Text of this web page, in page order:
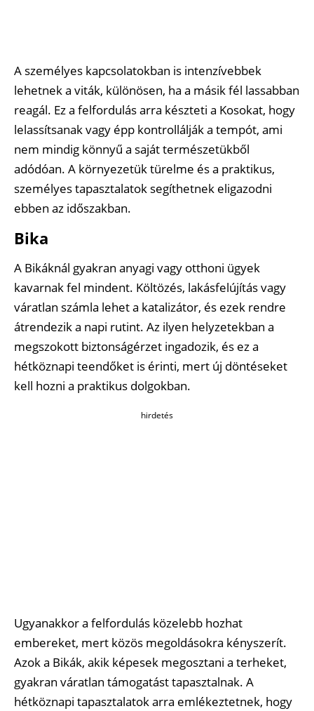
A személyes kapcsolatokban is intenzívebbek
lehetnek a viták, különösen, ha a másik fél lassabban
reagál. Ez a felfordulás arra készteti a Kosokat, hogy
lelassítsanak vagy épp kontrollálják a tempót, ami
nem mindig könnyű a saját természetükből
adódóan. A környezetük türelme és a praktikus,
személyes tapasztalatok segíthetnek eligazodni
ebben az időszakban.
Bika
A Bikáknál gyakran anyagi vagy otthoni ügyek
kavarnak fel mindent. Költözés, lakásfelújítás vagy
váratlan számla lehet a katalizátor, és ezek rendre
átrendezik a napi rutint. Az ilyen helyzetekban a
megszokott biztonságérzet ingadozik, és ez a
hétköznapi teendőket is érinti, mert új döntéseket
kell hozni a praktikus dolgokban.
hirdetés
Ugyanakkor a felfordulás közelebb hozhat
embereket, mert közös megoldásokra kényszerít.
Azok a Bikák, akik képesek megosztani a terheket,
gyakran váratlan támogatást tapasztalnak. A
hétköznapi tapasztalatok arra emlékeztetnek, hogy